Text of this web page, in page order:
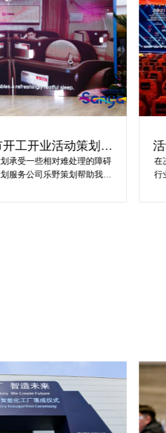
工开业活动策划方
精选
承受一些相对难处理的障碍
服务公司乐野策划帮助我完
美，下次有计划还会选择乐
在
行